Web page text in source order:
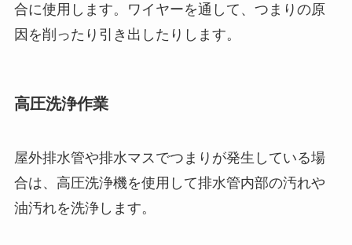
合に使用します。ワイヤーを通して、つまりの原
因を削ったり引き出したりします。
高圧洗浄作業
屋外排水管や排水マスでつまりが発生している場
合は、高圧洗浄機を使用して排水管内部の汚れや
油汚れを洗浄します。